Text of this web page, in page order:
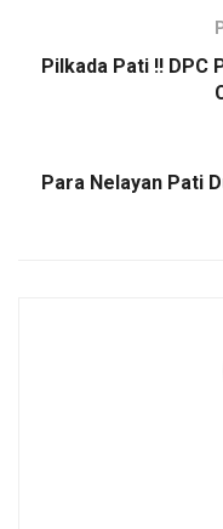
o
Pilkada Pati !! DPC
Para Nelayan Pati